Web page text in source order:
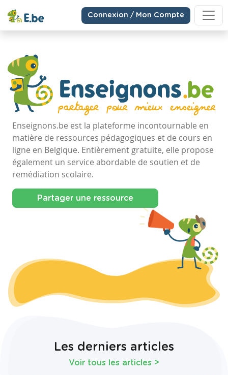
Connexion / Mon Compte
Enseignons.be est la plateforme incontournable en
matière de ressources pédagogiques et de cours en
ligne en Belgique. Entièrement gratuite, elle propose
également un service abordable de soutien et de
remédiation scolaire.
Partager une ressource
Les derniers articles
Voir tous les articles >